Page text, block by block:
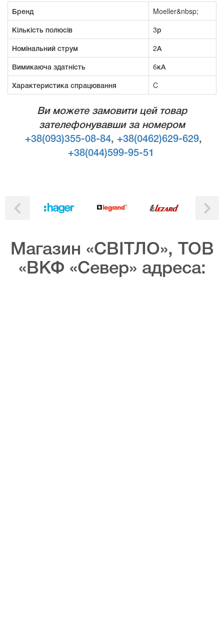
Бренд
Moeller&nbsp;
Кількість полюсів
3р
Номінальний струм
2А
Вимикаюча здатність
6кА
Характеристика спрацювання
C
Ви можете замовити цей товар
зателефонувавши за номером
+38(093)355-08-84, +38(0462)629-629,
+38(044)599-95-51
Магазин «СВІТЛО», ТОВ
«ВКФ «Север» адреса: